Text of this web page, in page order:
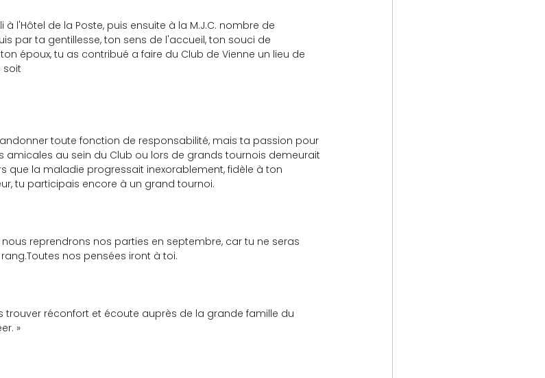
l'Hôtel de la Poste, puis ensuite à la M.J.C. nombre de
par ta gentillesse, ton sens de l'accueil, ton souci de
époux, tu as contribué a faire du Club de Vienne un lieu de
soit
toute fonction de responsabilité, mais ta passion pour
amicales au sein du Club ou lors de grands tournois demeurait
que la maladie progressait inexorablement, fidèle à ton
tu participais encore à un grand tournoi.
reprendrons nos parties en septembre, car tu ne seras
nos pensées iront à toi.
trouver réconfort et écoute auprès de la grande famille du
»